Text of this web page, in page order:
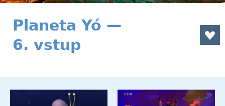
Planeta Yó —
6. vstup